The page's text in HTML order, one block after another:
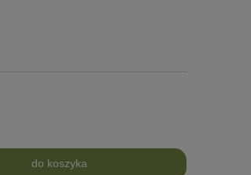
do koszyka